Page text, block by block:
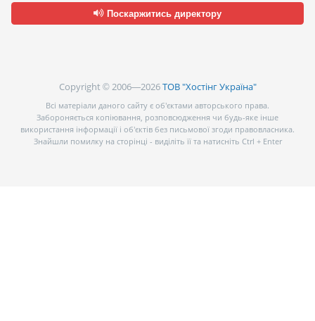
Поскаржитись директору
Copyright © 2006—2026ТОВ "Хостінг Україна"
Всі матеріали даного сайту є об’єктами авторського права.
Забороняється копіювання, розповсюдження чи будь-яке інше
використання інформації і об’єктів без письмової згоди правовласника.
Знайшли помилку на сторінці - виділіть її та натисніть Ctrl + Enter